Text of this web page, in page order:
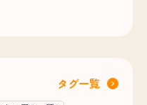
タグ一覧